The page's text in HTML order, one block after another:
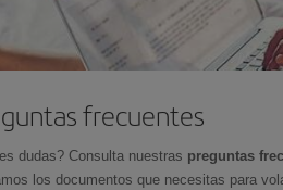
frecuentes
dudas? Consulta nuestras preguntas
los documentos que necesitas para